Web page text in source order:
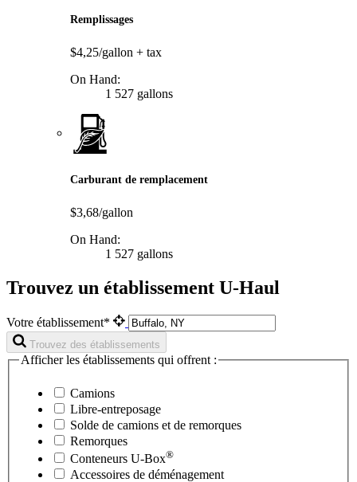
Remplissages
$4,25/gallon + tax
On Hand:
1 527 gallons
Carburant de remplacement
$3,68/gallon
On Hand:
1 527 gallons
Trouvez un établissement U-Haul
Votre établissement*
Trouvez des établissements
Afficher les établissements qui offrent :
Camions
Libre-entreposage
Solde de camions et de remorques
Remorques
Conteneurs U-Box®
Accessoires de déménagement